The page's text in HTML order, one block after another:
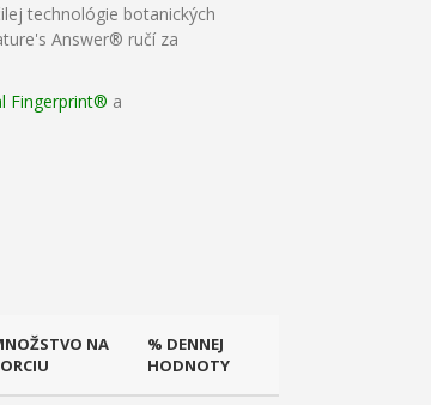
technológie botanických
Answer® ručí za
Fingerprint® a
NA
% DENNEJ
HODNOTY